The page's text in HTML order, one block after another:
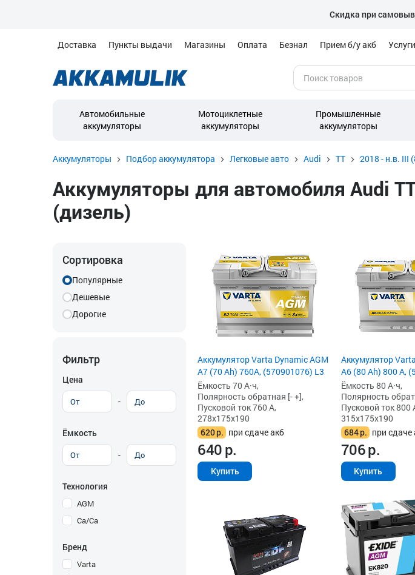
Скидка при
Доставка Пункты выдачи Магазины Оплата Безнал Прием б/у акб Услуги
Автомобильные
аккумуляторы
Мотоциклетные
аккумуляторы
Промышленные
аккумуляторы
Аккумуляторы Подбор аккумулятора Легковые авто Audi TT 2018 - н.в. III
Аккумуляторы для автомобиля Audi
(дизель)
Сортировка
Популярные
Дешевые
Дорогие
Фильтр
Цена
-
Ёмкость
-
Технология
AGM
Ca/Ca
Бренд
Varta
Аккумулятор Varta Dynamic AGM
A7 (70 Ah) 760A, (570901076) L3
Ёмкость 70 А·ч,
Полярность обратная [- +],
Пусковой ток 760 А,
278x175x190
620р. при сдаче акб
640р.
Купить
Аккумулятор
A6 (80 Ah) 800 А,
Ёмкость 80 А·ч,
Полярность
Пусковой ток 800
315x175x190
684р. при сдаче
706р.
Купить